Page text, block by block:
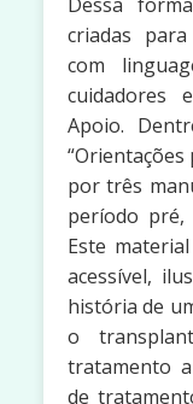
criadas
com
cuidadores
Apoio.
por três
período pré,
Este
acessível,
história de
o
tratamento
de